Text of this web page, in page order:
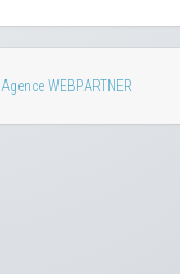
Agence WEBPARTNER